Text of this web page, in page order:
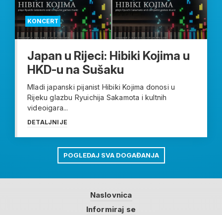
KONCERT
Japan u Rijeci: Hibiki Kojima u
HKD-u na Sušaku
Mladi japanski pijanist Hibiki Kojima donosi u
Rijeku glazbu Ryuichija Sakamota i kultnih
videoigara...
DETALJNIJE
POGLEDAJ SVA DOGAĐANJA
Naslovnica
Informiraj se